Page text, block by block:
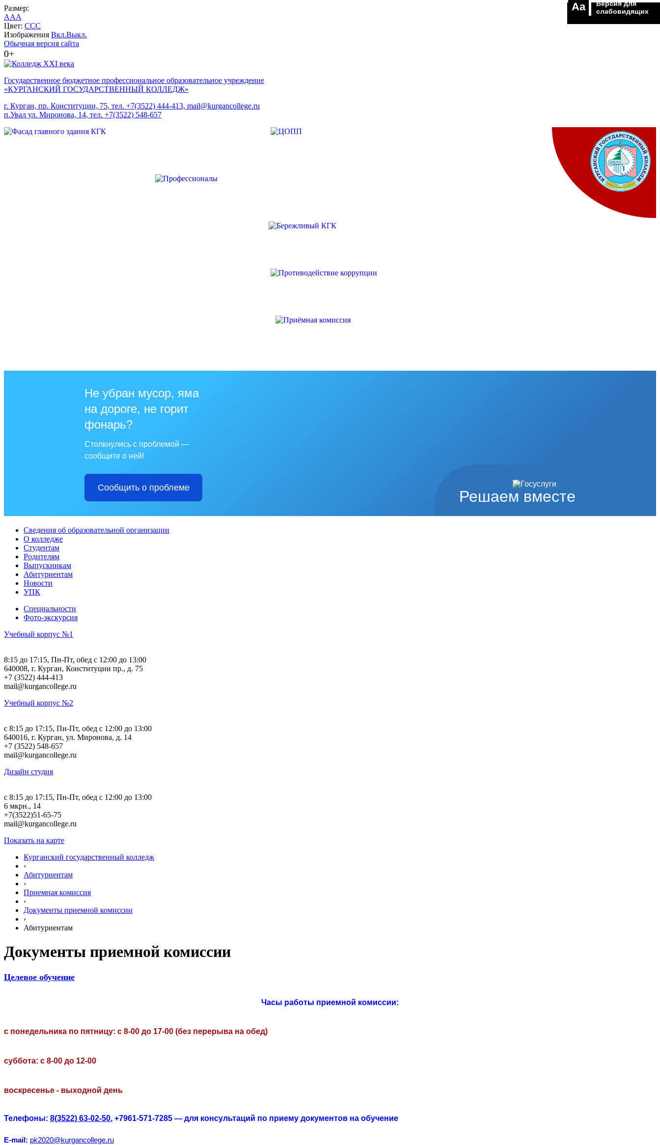
Размер:
AAA
Цвет: CCC
Изображения Вкл.Выкл.
Обычная версия сайта
0+
Aa
Версия для
слабовидящих
Государственное бюджетное профессиональное образовательное учреждение
«КУРГАНСКИЙ ГОСУДАРСТВЕННЫЙ КОЛЛЕДЖ»
г. Курган, пр. Конституции, 75, тел. +7(3522) 444-413, mail@kurgancollege.ru
п.Увал ул. Миронова, 14, тел. +7(3522) 548-657
Решаем вместе
Не убран мусор, яма
на дороге, не горит
фонарь?
Столкнулись с проблемой —
сообщите о ней!
Сообщить о проблеме
Сведения об образовательной организации
О колледже
Студентам
Родителям
Выпускникам
Абитуриентам
Новости
УПК
Специальности
Фото-экскурсия
Учебный корпус №1
8:15 до 17:15, Пн-Пт, обед с 12:00 до 13:00
640008, г. Курган, Конституции пр., д. 75
+7 (3522) 444-413
mail@kurgancollege.ru
Учебный корпус №2
c 8:15 до 17:15, Пн-Пт, обед с 12:00 до 13:00
640016, г. Курган, ул. Миронова, д. 14
+7 (3522) 548-657
mail@kurgancollege.ru
Дизайн студия
c 8:15 до 17:15, Пн-Пт, обед с 12:00 до 13:00
6 мкрн., 14
+7(3522)51-65-75
mail@kurgancollege.ru
Показать на карте
Курганский государственный колледж
›
Абитуриентам
›
Приемная комиссия
›
Документы приемной комиссии
›
Абитуриентам
Документы приемной комиссии
Целевое обучение
Часы работы приемной комиссии:
с понедельника по пятницу: с 8-00 до 17-00 (без перерыва на обед)
суббота: с 8-00 до 12-00
воскресенье - выходной день
Телефоны: 8(3522) 63-02-50, +7961-571-7285 — для консультаций по приему документов на обучение
E-mail: pk2020@kurgancollege.ru